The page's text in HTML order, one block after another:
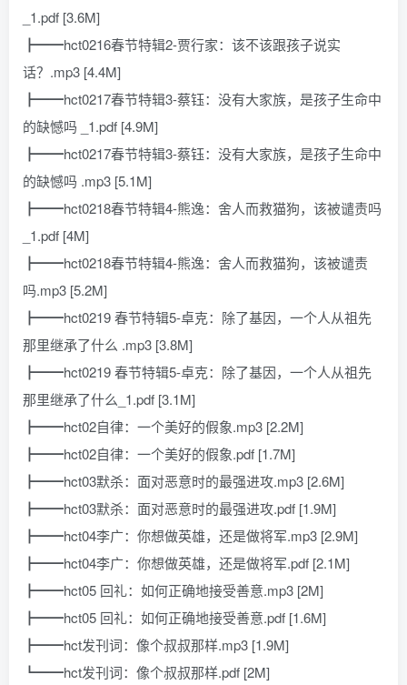
_1.pdf [3.6M]
┣━━hct0216春节特辑2-贾行家：该不该跟孩子说实
话？.mp3 [4.4M]
┣━━hct0217春节特辑3-蔡钰：没有大家族，是孩子生命中
的缺憾吗 _1.pdf [4.9M]
┣━━hct0217春节特辑3-蔡钰：没有大家族，是孩子生命中
的缺憾吗 .mp3 [5.1M]
┣━━hct0218春节特辑4-熊逸：舍人而救猫狗，该被谴责吗
_1.pdf [4M]
┣━━hct0218春节特辑4-熊逸：舍人而救猫狗，该被谴责
吗.mp3 [5.2M]
┣━━hct0219 春节特辑5-卓克：除了基因，一个人从祖先
那里继承了什么 .mp3 [3.8M]
┣━━hct0219 春节特辑5-卓克：除了基因，一个人从祖先
那里继承了什么_1.pdf [3.1M]
┣━━hct02自律：一个美好的假象.mp3 [2.2M]
┣━━hct02自律：一个美好的假象.pdf [1.7M]
┣━━hct03默杀：面对恶意时的最强进攻.mp3 [2.6M]
┣━━hct03默杀：面对恶意时的最强进攻.pdf [1.9M]
┣━━hct04李广：你想做英雄，还是做将军.mp3 [2.9M]
┣━━hct04李广：你想做英雄，还是做将军.pdf [2.1M]
┣━━hct05 回礼：如何正确地接受善意.mp3 [2M]
┣━━hct05 回礼：如何正确地接受善意.pdf [1.6M]
┣━━hct发刊词：像个叔叔那样.mp3 [1.9M]
┗━━hct发刊词：像个叔叔那样.pdf [2M]